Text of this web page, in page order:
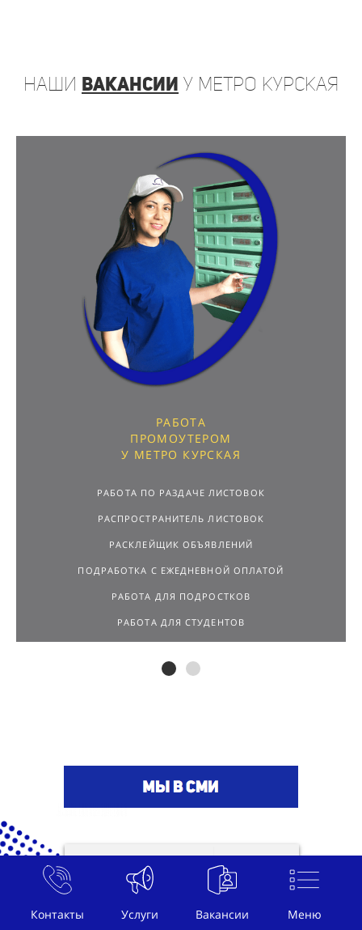
Контакты Услуги Вакансии Меню
наши вакансии у метро Курская
РАБОТА
ПРОМОУТЕРОМ
У МЕТРО КУРСКАЯ
РАБОТА ПО РАЗДАЧЕ ЛИСТОВОК
РАСПРОСТРАНИТЕЛЬ ЛИСТОВОК
РАСКЛЕЙЩИК ОБЪЯВЛЕНИЙ
ПОДРАБОТКА С ЕЖЕДНЕВНОЙ ОПЛАТОЙ
РАБОТА ДЛЯ ПОДРОСТКОВ
РАБОТА ДЛЯ СТУДЕНТОВ